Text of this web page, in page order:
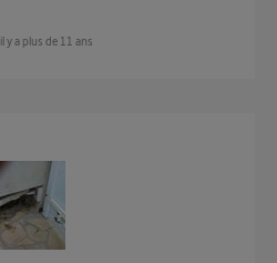
il y a plus de 11 ans